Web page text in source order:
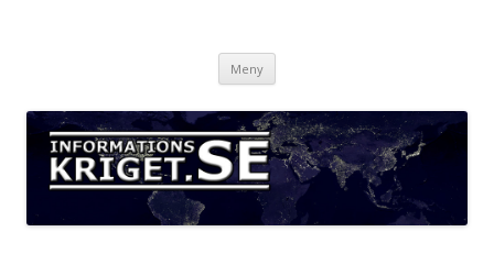
Meny